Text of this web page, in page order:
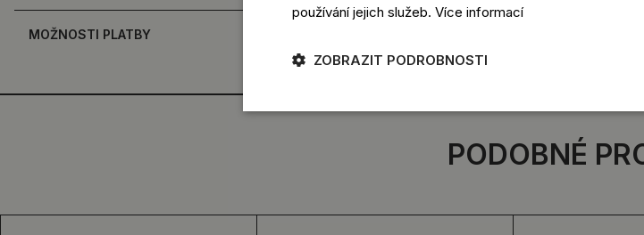
MOŽNOSTI PLATBY
PODOBNÉ
používání jejich služeb. Více informací
ZOBRAZIT PODROBNOSTI